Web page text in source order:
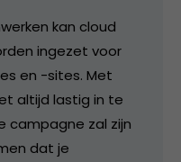
kan cloud
ingezet voor
en -sites. Met
altijd lastig in te
campagne zal zijn
dat je